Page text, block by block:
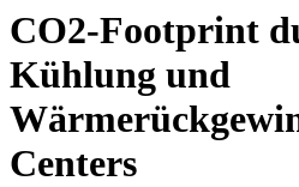
CO2-Footprint
Kühlung und
Centers